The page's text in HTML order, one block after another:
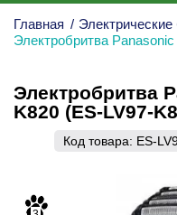
Главная /
Электробритва
Электробритва
K820 (ES-LV97-
Код товара: ES-